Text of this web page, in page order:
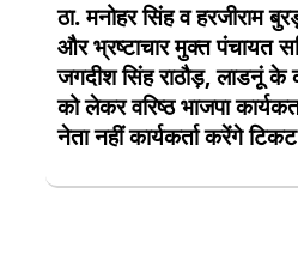
ठा. मनोहर सिंह व हरजीराम
और भ्रष्टाचार मुक्त पंचायत
जगदीश सिंह राठौड़, लाडनूं
को लेकर वरिष्ठ भाजपा
नेता नहीं कार्यकर्ता करेंगे टिकट